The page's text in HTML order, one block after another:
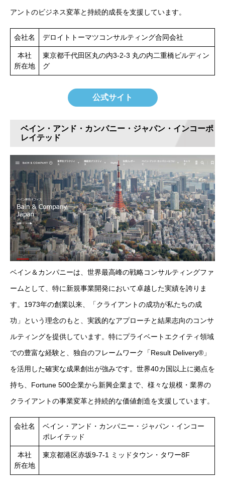
アントのビジネス変革と持続的成長を支援しています。
会社名 デロイトトーマツコンサルティング合同会社
本社
所在地
東京都千代田区丸の内3-2-3 丸の内二重橋ビルディン
グ
公式サイト
ベイン・アンド・カンパニー・ジャパン・インコーポ
レイテッド
ベイン＆カンパニーは、世界最高峰の戦略コンサルティングファ
ームとして、特に新規事業開発において卓越した実績を誇りま
す。1973年の創業以来、「クライアントの成功が私たちの成
功」という理念のもと、実践的なアプローチと結果志向のコンサ
ルティングを提供しています。特にプライベートエクイティ領域
での豊富な経験と、独自のフレームワーク「Result Delivery®」
を活用した確実な成果創出が強みです。世界40カ国以上に拠点を
持ち、Fortune 500企業から新興企業まで、様々な規模・業界の
クライアントの事業変革と持続的な価値創造を支援しています。
会社名
ベイン・アンド・カンパニー・ジャパン・インコー
ポレイテッド
本社
所在地
東京都港区赤坂9-7-1 ミッドタウン・タワー8F